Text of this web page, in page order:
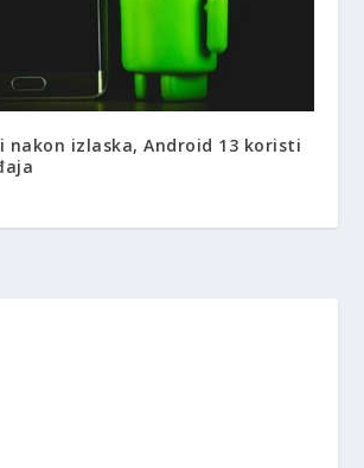
nakon izlaska, Android 13 koristi